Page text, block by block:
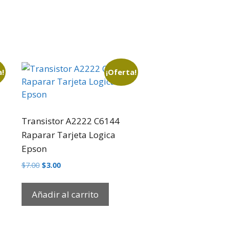
¡Oferta!
Transistor A2222 C6144
Raparar Tarjeta Logica
Epson
$7.00 $3.00
Añadir al carrito